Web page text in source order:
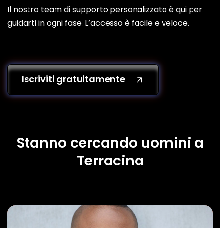
Il nostro team di supporto personalizzato è qui per
guidarti in ogni fase. L’accesso è facile e veloce.
Iscriviti gratuitamente
Stanno cercando uomini a
Terracina